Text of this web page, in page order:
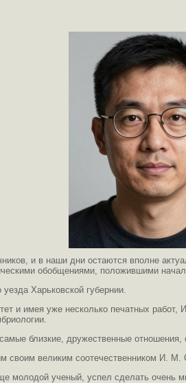
и в наши дни остаются вполне
обобщениями, положившими
Харьковской губернии.
и имея уже несколько печатных
близкие, дружественные
своим великим соотечественником И. М.
молодой ученый, успел сделать очень